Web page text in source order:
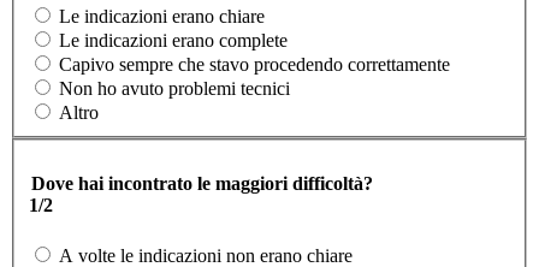
Le indicazioni erano chiare
Le indicazioni erano complete
Capivo sempre che stavo procedendo correttamente
Non ho avuto problemi tecnici
Altro
Dove hai incontrato le maggiori difficoltà?
1/2
A volte le indicazioni non erano chiare